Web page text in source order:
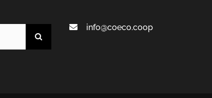
info@coeco.coop